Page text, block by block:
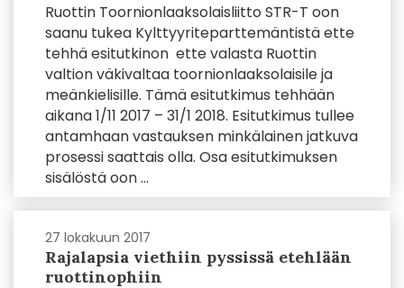
Ruottin Toornionlaaksolaisliitto STR-T oon
saanu tukea Kylttyyriteparttemäntistä ette
tehhä esitutkinon ette valasta Ruottin
valtion väkivaltaa toornionlaaksolaisile ja
meänkielisille. Tämä esitutkimus tehhään
aikana 1/11 2017 – 31/1 2018. Esitutkimus tullee
antamhaan vastauksen minkälainen jatkuva
prosessi saattais olla. Osa esitutkimuksen
sisälöstä oon ...
27 lokakuun 2017
Rajalapsia viethiin pyssissä etehlään
ruottinophiin